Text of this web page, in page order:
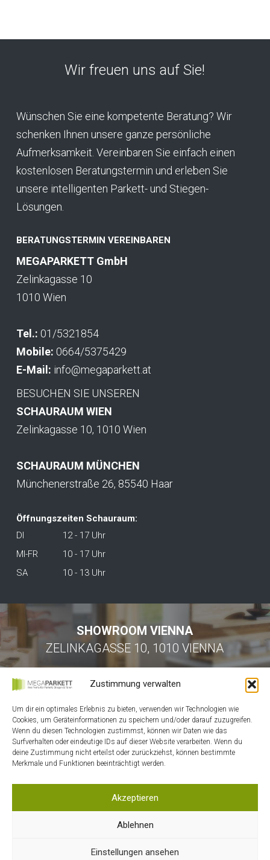
Zustimmung verwalten
Um dir ein optimales Erlebnis zu bieten, verwenden wir Technologien wie
Cookies, um Geräteinformationen zu speichern und/oder darauf zuzugreifen.
Wenn du diesen Technologien zustimmst, können wir Daten wie das
Surfverhalten oder eindeutige IDs auf dieser Website verarbeiten. Wenn du
deine Zustimmung nicht erteilst oder zurückziehst, können bestimmte
Merkmale und Funktionen beeinträchtigt werden.
Akzeptieren
Ablehnen
Einstellungen ansehen
Wir freuen uns auf Sie!
Wünschen Sie eine kompetente Beratung? Wir
schenken Ihnen unsere ganze persönliche
Aufmerksamkeit. Vereinbaren Sie einfach einen
kostenlosen Beratungstermin und erleben Sie
unsere intelligenten Parkett- und Stiegen-
Lösungen.
BERATUNGSTERMIN VEREINBAREN
MEGAPARKETT GmbH
Zelinkagasse 10
1010 Wien
Tel.: 01/5321854
Mobile: 0664/5375429
E-Mail: info@megaparkett.at
BESUCHEN SIE UNSEREN
SCHAURAUM WIEN
Zelinkagasse 10, 1010 Wien
SCHAURAUM MÜNCHEN
Münchenerstraße 26, 85540 Haar
Öffnungszeiten Schauraum:
DI
12 - 17 Uhr
MI-FR
10 - 17 Uhr
SA
10 - 13 Uhr
SHOWROOM VIENNA
ZELINKAGASSE 10, 1010 VIENNA
HOME
KONTAKT
MEIN ACCOUNT
WARENKORB
DATENSCHUTZ
IMPRESSUM